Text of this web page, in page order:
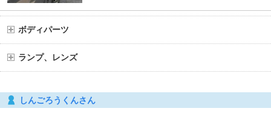
ボディパーツ
ランプ、レンズ
しんごろうくんさん